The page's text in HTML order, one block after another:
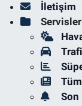
İletişim
Servisler
Son